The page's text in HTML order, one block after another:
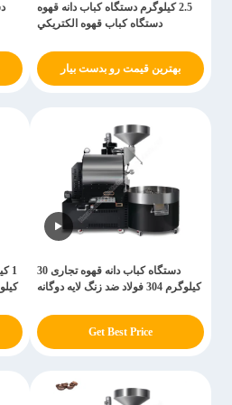
2.5 کيلوگرم دستگاه کباب دانه قهوه
دستگاه کباب قهوه الکتريکي
بهترین قیمت رو بدست بیار
دستگاه کباب دانه قهوه تجاری 30
کیلوگرم 304 فولاد ضد زنگ لایه دوگانه
Get Best Price